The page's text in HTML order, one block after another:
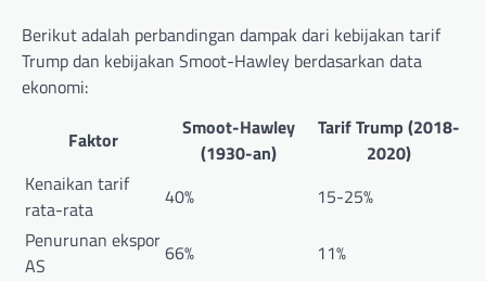
Berikut adalah perbandingan dampak dari kebijakan tarif
Trump dan kebijakan Smoot-Hawley berdasarkan data
ekonomi:
Faktor
Smoot-Hawley
(1930-an)
Tarif Trump (2018-
2020)
Kenaikan tarif
rata-rata
40%
15-25%
Penurunan ekspor
AS
66%
11%